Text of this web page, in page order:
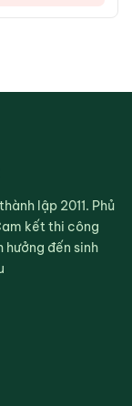
lập 2011. Phủ
kết thi công
hưởng đến sinh